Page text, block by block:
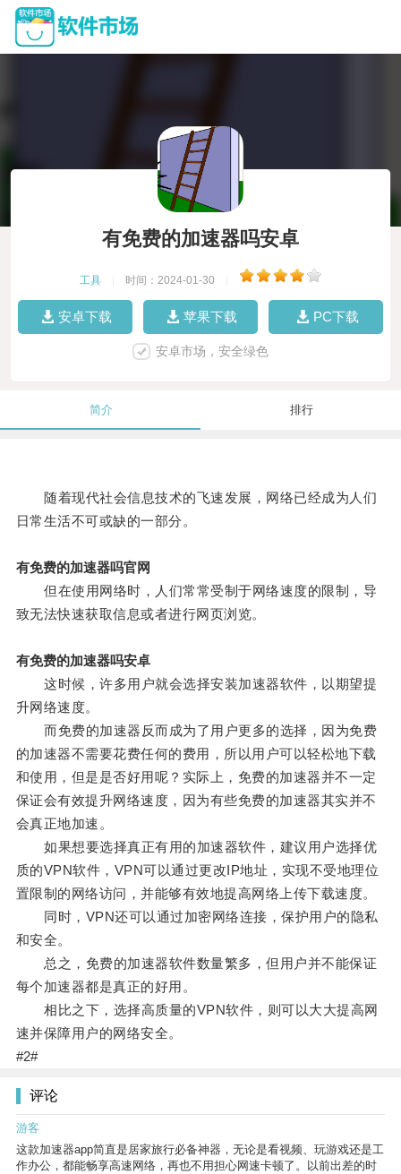
有免费的加速器吗安卓
工具 时间：2024-01-30
安卓下载 苹果下载 PC下载
安卓市场，安全绿色
简介 排行
随着现代社会信息技术的飞速发展，网络已经成为人们
日常生活不可或缺的一部分。
有免费的加速器吗官网
但在使用网络时，人们常常受制于网络速度的限制，导
致无法快速获取信息或者进行网页浏览。
有免费的加速器吗安卓
这时候，许多用户就会选择安装加速器软件，以期望提
升网络速度。
而免费的加速器反而成为了用户更多的选择，因为免费
的加速器不需要花费任何的费用，所以用户可以轻松地下载
和使用，但是是否好用呢？实际上，免费的加速器并不一定
保证会有效提升网络速度，因为有些免费的加速器其实并不
会真正地加速。
如果想要选择真正有用的加速器软件，建议用户选择优
质的VPN软件，VPN可以通过更改IP地址，实现不受地理位
置限制的网络访问，并能够有效地提高网络上传下载速度。
同时，VPN还可以通过加密网络连接，保护用户的隐私
和安全。
总之，免费的加速器软件数量繁多，但用户并不能保证
每个加速器都是真正的好用。
相比之下，选择高质量的VPN软件，则可以大大提高网
速并保障用户的网络安全。
#2#
评论
游客
这款加速器app简直是居家旅行必备神器，无论是看视频、玩游戏还是工
作办公，都能畅享高速网络，再也不用担心网速卡顿了。以前出差的时